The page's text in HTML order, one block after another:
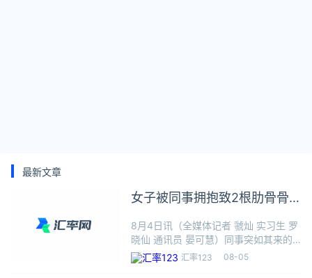
最新文章
女子被同事拥抱致2根肋骨骨
8月4日讯（全媒体记者 虢灿 实习生 罗
晓仙 通讯员 晏可慧）同事突如其来的
拥抱太热情，女子被抱住疼得尖叫，尽
管因此身体不适，也不好意思开口，直
汇率123 08-05